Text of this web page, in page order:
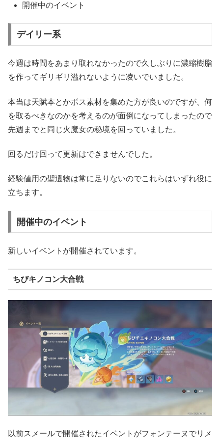
開催中のイベント
デイリー系
今週は時間をあまり取れなかったので久しぶりに濃縮樹脂
を作ってギリギリ溢れないように凌いでいました。
本当は天賦本とかボス素材を集めた方が良いのですが、何
を取るべきなのかを考えるのが面倒になってしまったので
先週までと同じ火魔女の秘境を回っていました。
回るだけ回って更新はできませんでした。
経験値用の聖遺物は常に足りないのでこれらはいずれ役に
立ちます。
開催中のイベント
新しいイベントが開催されています。
ちびキノコン大合戦
以前スメールで開催されたイベントがフォンテーヌでリメ